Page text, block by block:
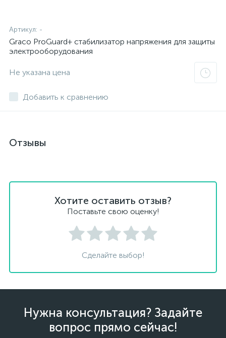
Артикул: -
Graco ProGuard+ cтабилизатор напряжения для защиты
электрооборудования
Не указана цена
Добавить к сравнению
Отзывы
Хотите оставить отзыв?
Поставьте свою оценку!
Сделайте выбор!
Нужна консультация? Задайте
вопрос прямо сейчас!